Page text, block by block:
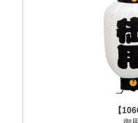
【